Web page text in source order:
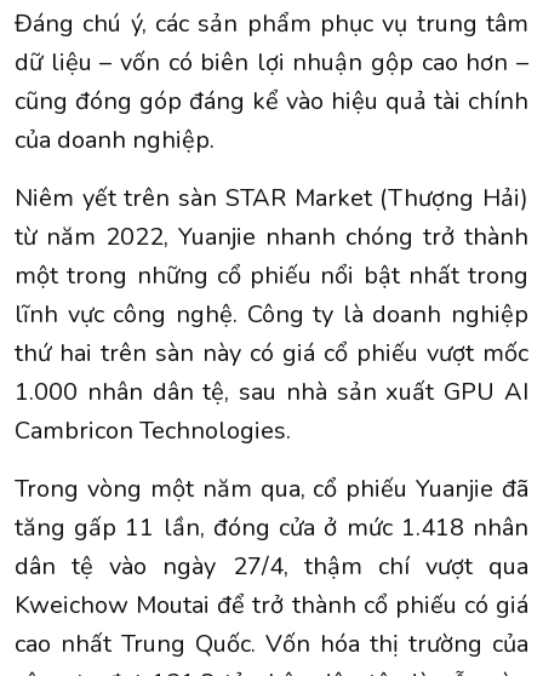
Đáng chú ý, các sản phẩm phục vụ trung tâm
dữ liệu – vốn có biên lợi nhuận gộp cao hơn –
cũng đóng góp đáng kể vào hiệu quả tài chính
của doanh nghiệp.
Niêm yết trên sàn STAR Market (Thượng Hải)
từ năm 2022, Yuanjie nhanh chóng trở thành
một trong những cổ phiếu nổi bật nhất trong
lĩnh vực công nghệ. Công ty là doanh nghiệp
thứ hai trên sàn này có giá cổ phiếu vượt mốc
1.000 nhân dân tệ, sau nhà sản xuất GPU AI
Cambricon Technologies.
Trong vòng một năm qua, cổ phiếu Yuanjie đã
tăng gấp 11 lần, đóng cửa ở mức 1.418 nhân
dân tệ vào ngày 27/4, thậm chí vượt qua
Kweichow Moutai để trở thành cổ phiếu có giá
cao nhất Trung Quốc. Vốn hóa thị trường của